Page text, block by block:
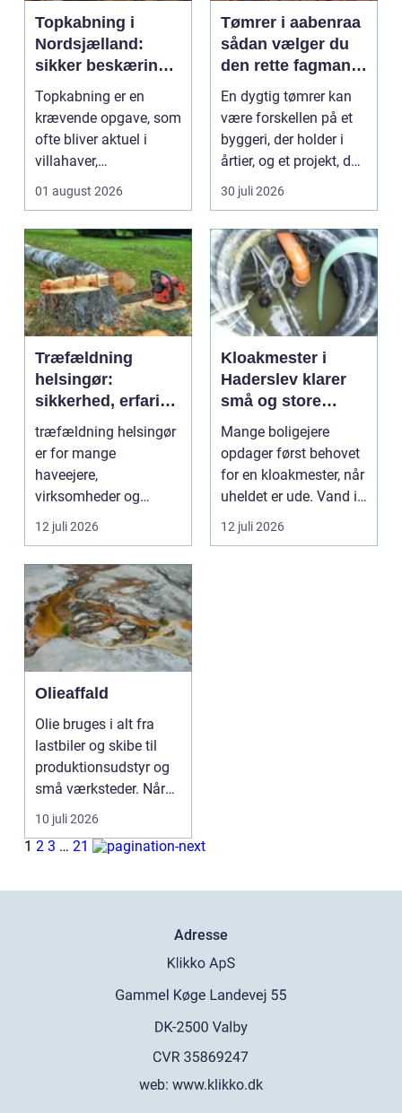
Topkabning i
Nordsjælland:
sikker beskæring
af store træer
Topkabning er en
krævende opgave, som
ofte bliver aktuel i
villahaver,
sommerhusområder ...
01 august 2026
Tømrer i aabenraa
sådan vælger du
den rette fagmand
til dit projekt
En dygtig tømrer kan
være forskellen på et
byggeri, der holder i
årtier, og et projekt, der
hurtigt ...
30 juli 2026
Træfældning
helsingør:
sikkerhed, erfaring
og gode løsninger
i nordsjælland
træfældning helsingør
er for mange
haveejere,
virksomheder og
grundejerforeninger et
nødvendigt skri...
12 juli 2026
Kloakmester i
Haderslev klarer
små og store
akutte opgaver
Mange boligejere
opdager først behovet
for en kloakmester, når
uheldet er ude. Vand i
k...
12 juli 2026
Olieaffald
Olie bruges i alt fra
lastbiler og skibe til
produktionsudstyr og
små værksteder. Når
olien har gjor...
10 juli 2026
1 2 3 … 21
Adresse
web: www.klikko.dk